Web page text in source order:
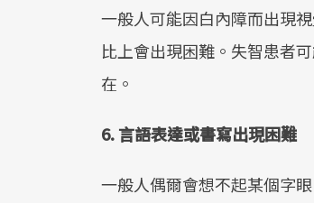
一般人可能因白內障而出現
比上會出現困難。失智患者
在。
6. 言語表達或書寫出現困難
一般人偶爾會想不起某個字